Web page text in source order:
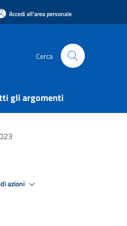
Accedi all'area personale
Cerca
gli argomenti
azioni